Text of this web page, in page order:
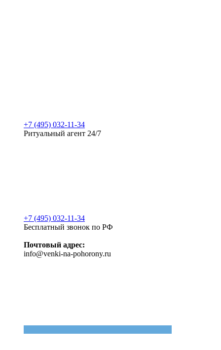
+7 (495) 032-11-34
Ритуальный агент 24/7
+7 (495) 032-11-34
Бесплатный звонок по РФ
Почтовый адрес:
info@venki-na-pohorony.ru